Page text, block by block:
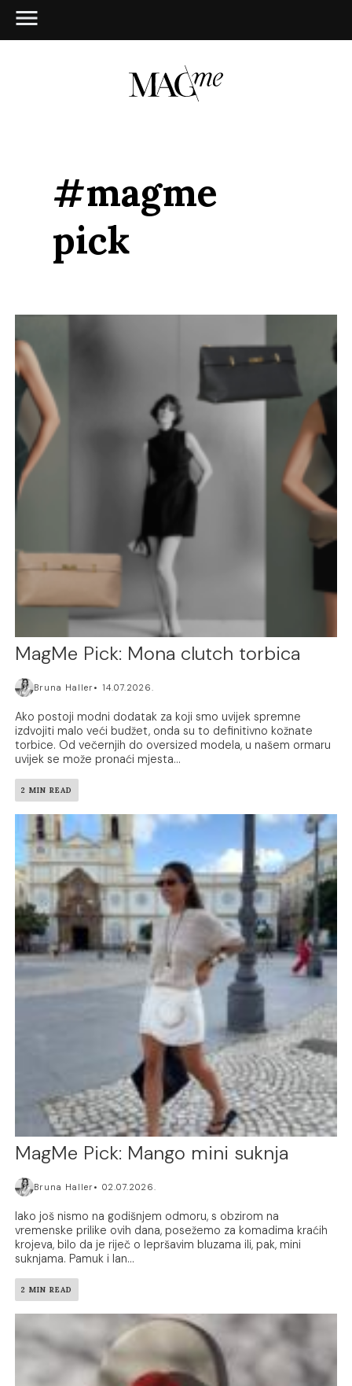
#magme
pick
MagMe Pick: Mona clutch torbica
Bruna Haller 14.07.2026.
Ako postoji modni dodatak za koji smo uvijek spremne
izdvojiti malo veći budžet, onda su to definitivno kožnate
torbice. Od večernjih do oversized modela, u našem ormaru
uvijek se može pronaći mjesta...
2 MIN READ
MagMe Pick: Mango mini suknja
Bruna Haller 02.07.2026.
Iako još nismo na godišnjem odmoru, s obzirom na
vremenske prilike ovih dana, posežemo za komadima kraćih
krojeva, bilo da je riječ o lepršavim bluzama ili, pak, mini
suknjama. Pamuk i lan...
2 MIN READ